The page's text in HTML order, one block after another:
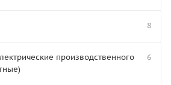
8
производственного
6